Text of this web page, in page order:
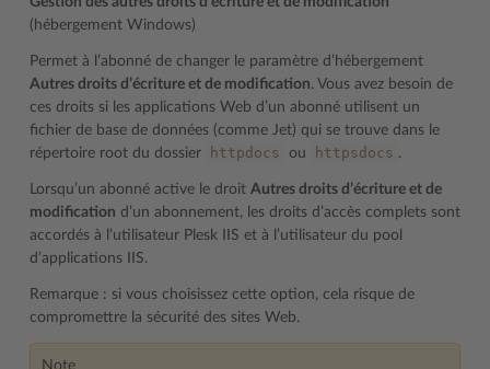
(hébergement Windows)
Permet à l’abonné de changer le paramètre d’hébergement
Autres droits d’écriture et de modification. Vous avez besoin de
ces droits si les applications Web d’un abonné utilisent un
fichier de base de données (comme Jet) qui se trouve dans le
répertoire root du dossier
httpdocs ou httpsdocs .
Lorsqu’un abonné active le droit Autres droits d’écriture et de
modification d’un abonnement, les droits d’accès complets sont
accordés à l’utilisateur Plesk IIS et à l’utilisateur du pool
d’applications IIS.
Remarque : si vous choisissez cette option, cela risque de
compromettre la sécurité des sites Web.
Note